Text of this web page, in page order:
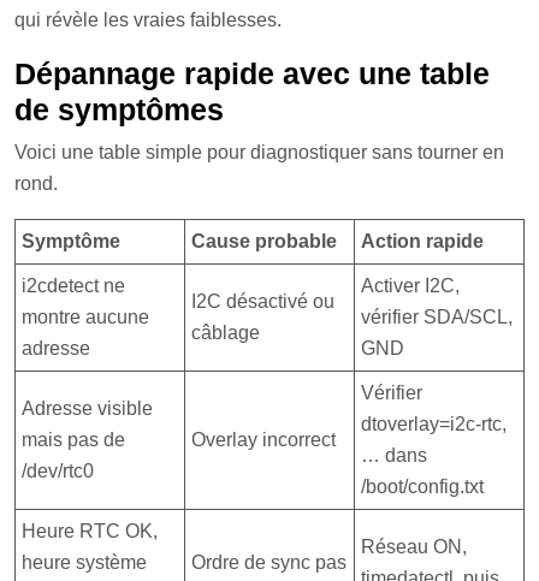
qui révèle les vraies faiblesses.
Dépannage rapide avec une table
de symptômes
Voici une table simple pour diagnostiquer sans tourner en
rond.
Symptôme Cause probable Action rapide
i2cdetect ne
montre aucune
adresse
I2C désactivé ou
câblage
Activer I2C,
vérifier SDA/SCL,
GND
Adresse visible
mais pas de
/dev/rtc0
Overlay incorrect
Vérifier
dtoverlay=i2c-rtc,
… dans
/boot/config.txt
Heure RTC OK,
heure système
Ordre de sync pas
Réseau ON,